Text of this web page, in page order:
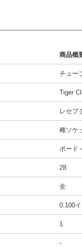
商品概
チュー
Tiger
レセプ
雌ソケ
ボード
28
全
0.100
1
-